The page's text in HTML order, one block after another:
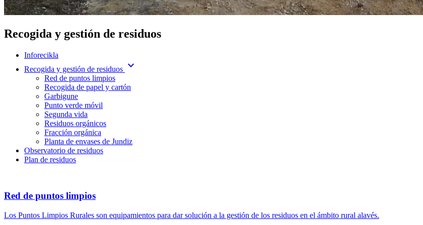
Recogida y gestión de residuos
Inforecikla
Recogida y gestión de residuos expand_more
Red de puntos limpios
Recogida de papel y cartón
Garbigune
Punto verde móvil
Segunda vida
Residuos orgánicos
Fracción orgánica
Planta de envases de Jundiz
Observatorio de residuos
Plan de residuos
Red de puntos limpios
Los Puntos Limpios Rurales son equipamientos para dar solución a la gestión de los residuos en el ámbito rural alavés.